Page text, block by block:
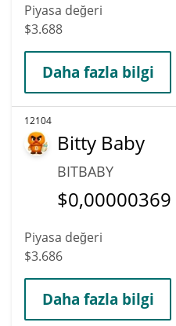
Piyasa değeri
$3.688
Daha fazla bilgi
12104
Bitty Baby
BITBABY
$0,00000369
Piyasa değeri
$3.686
Daha fazla bilgi